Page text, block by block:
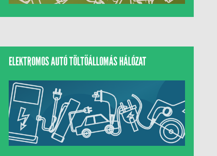
ELEKTROMOS AUTÓ TÖLTŐÁLLOMÁS HÁLÓZAT